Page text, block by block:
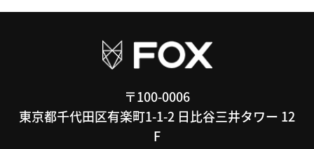
〒100-0006
東京都千代田区有楽町1-1-2 日比谷三井タワー 12
F